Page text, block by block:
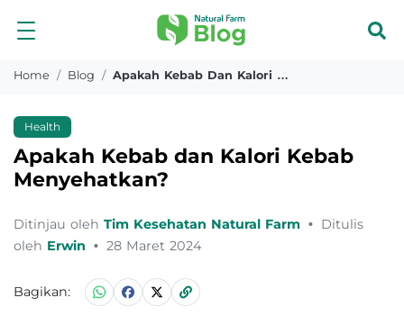
Home Blog Apakah Kebab Dan Kalori Kebab Menyehatkan
Health
Apakah Kebab dan Kalori Kebab
Menyehatkan?
Ditinjau oleh Tim Kesehatan Natural Farm • Ditulis
oleh Erwin • 28 Maret 2024
Bagikan: